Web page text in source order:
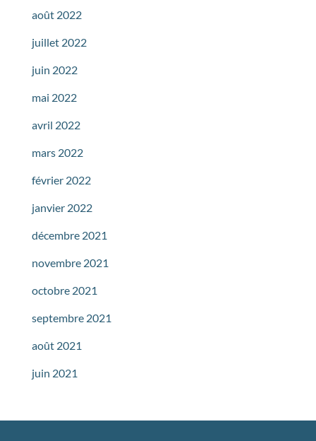
août 2022
juillet 2022
juin 2022
mai 2022
avril 2022
mars 2022
février 2022
janvier 2022
décembre 2021
novembre 2021
octobre 2021
septembre 2021
août 2021
juin 2021